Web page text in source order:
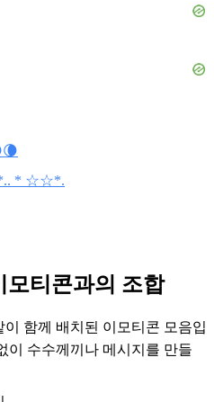
* ☆☆*.
모티콘과의 조합
함께 배치된 이모티콘 모음입
이 수수께끼나 메시지를 만들